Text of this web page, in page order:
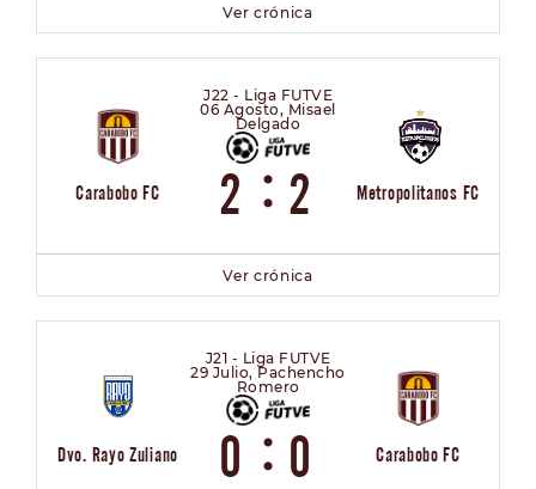
Ver crónica
Carabobo FC
J22 - Liga FUTVE
06 Agosto, Misael
Delgado
2 : 2 Metropolitanos FC
Ver crónica
Dvo. Rayo Zuliano
J21 - Liga FUTVE
29 Julio, Pachencho
Romero
0 : 0 Carabobo FC